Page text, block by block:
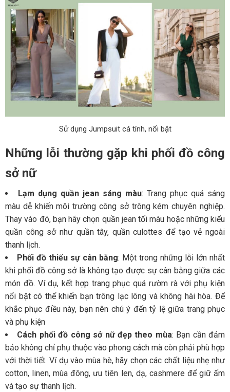
Sử dụng Jumpsuit cá tính, nổi bật
Những lỗi thường gặp khi phối đồ công
sở nữ
Lạm dụng quần jean sáng màu: Trang phục quá sáng
màu dễ khiến môi trường công sở trông kém chuyên nghiệp.
Thay vào đó, bạn hãy chọn quần jean tối màu hoặc những kiểu
quần công sở như quần tây, quần culottes để tạo vẻ ngoài
thanh lịch.
Phối đồ thiếu sự cân bằng: Một trong những lỗi lớn nhất
khi phối đồ công sở là không tạo được sự cân bằng giữa các
món đồ. Ví dụ, kết hợp trang phục quá rườm rà với phụ kiện
nổi bật có thể khiến bạn trông lạc lõng và không hài hòa. Để
khắc phục điều này, bạn nên chú ý đến tỷ lệ giữa trang phục
và phụ kiện
Cách phối đồ công sở nữ đẹp theo mùa: Bạn cần đảm
bảo không chỉ phụ thuộc vào phong cách mà còn phải phù hợp
với thời tiết. Ví dụ vào mùa hè, hãy chọn các chất liệu nhẹ như
cotton, linen, mùa đông, ưu tiên len, dạ, cashmere để giữ ấm
và tạo sự thanh lịch.